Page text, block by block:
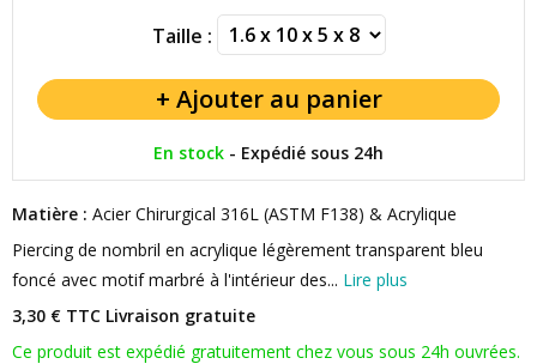
Taille :
En stock - Expédié sous 24h
Matière : Acier Chirurgical 316L (ASTM F138) & Acrylique
Piercing de nombril en acrylique légèrement transparent bleu
foncé avec motif marbré à l'intérieur des... Lire plus
3,30 € TTC Livraison gratuite
Ce produit est expédié gratuitement chez vous sous 24h ouvrées.